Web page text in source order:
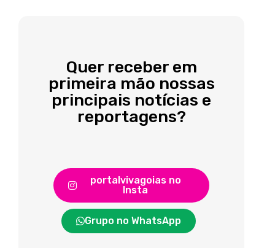
Quer receber em
primeira mão nossas
principais notícias e
reportagens?
portalvivagoias no
Insta
Grupo no WhatsApp